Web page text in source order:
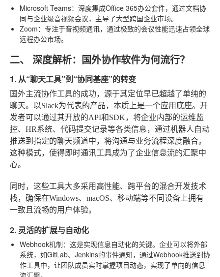
Microsoft Teams：深度集成Office 365办公套件，通过文档协
同与企业级音视频会议，主导了大型跨国企业市场。
Zoom：专注于音视频通讯，通过极致的会议性能迅速占领全球
远程办公市场。
二、 深度解析：国外协作软件为何流行？
1. 从“聊天工具”到“协同基座”的转变
国外主流协作工具的成功，源于其定位早已超越了单纯的
聊天。以Slack为代表的产品，本质上是一个应用底座。开
发者可以通过其开放的API和SDK，将企业内部的运维监
控、HR系统、代码提交记录等各类信息，通过机器人自动
推送到指定的聊天频道中，将沟通与业务流程深度融合。
这种模式，使得即时通讯工具成为了企业信息流的汇聚中
心。
同时，这些工具大多采用高性能、跨平台的混合开发技术
栈，确保在Windows、macOS、移动端等不同设备上拥有
一致且流畅的用户体验。
2. 灵活的扩展与自动化
Webhook机制：这是实现信息自动化的关键。企业可以将外部
系统，如GitLab、Jenkins的事件通知，通过Webhook推送到协
作工具中，让团队成员实时掌握项目动态，实现了单向的信息
流汇聚。